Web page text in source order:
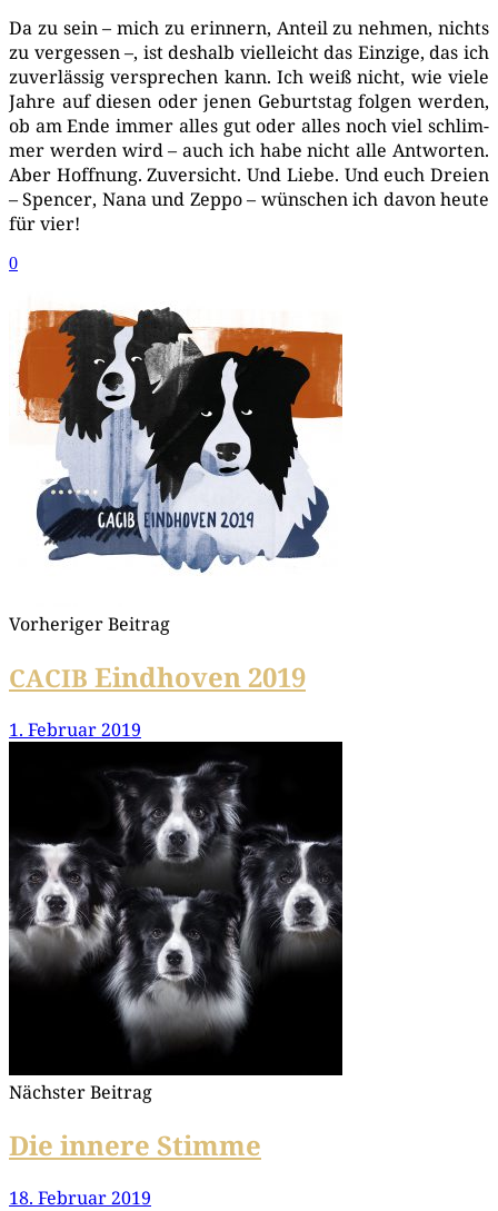
Da zu sein – mich zu erin­nern, Anteil zu neh­men, nichts
zu ver­ges­sen –, ist des­halb viel­leicht das Ein­zi­ge, das ich
zuver­läs­sig ver­spre­chen kann. Ich weiß nicht, wie vie­le
Jah­re auf die­sen oder jenen Geburts­tag fol­gen wer­den,
ob am Ende immer alles gut oder alles noch viel schlim­
mer wer­den wird – auch ich habe nicht alle Ant­wor­ten.
Aber Hoff­nung. Zuver­sicht. Und Lie­be. Und euch Drei­en
– Spen­cer, Nana und Zep­po – wün­schen ich davon heu­te
für vier!
0
Vorheriger Beitrag
CACIB Eindhoven 2019
1. Februar 2019
Nächster Beitrag
Die innere Stimme
18. Februar 2019